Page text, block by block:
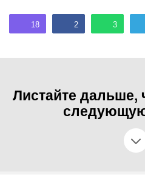
18 2 3
Листайте дальше,